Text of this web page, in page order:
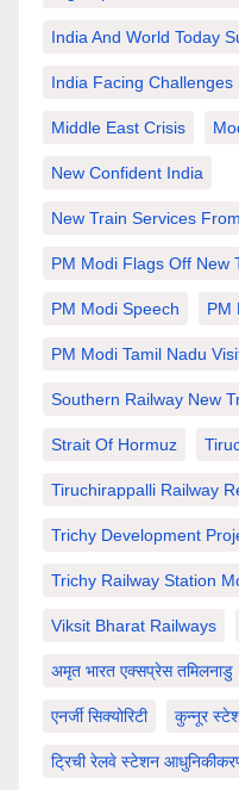
India And World Today
India Facing Challenges
Middle East Crisis
New Confident India
New Train Services
PM Modi Flags Off New
PM Modi Speech PM
PM Modi Tamil Nadu
Southern Railway New
Strait Of Hormuz
Tiruchirappalli Railway
Trichy Development
Trichy Railway Station
Viksit Bharat Railways
अमृत भारत एक्सप्रेस तमिलनाडु
एनर्जी सिक्योरिटी कुन्नूर
ट्रिची रेलवे स्टेशन